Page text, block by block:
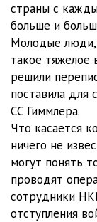
012
014
015
017
018
019
страны с
больше и
Молодые люди,
такое тяжелое
решили
поставила для
СС Гиммлера.
Что касается
ничего не
могут понять
проводят
сотрудники
отступления